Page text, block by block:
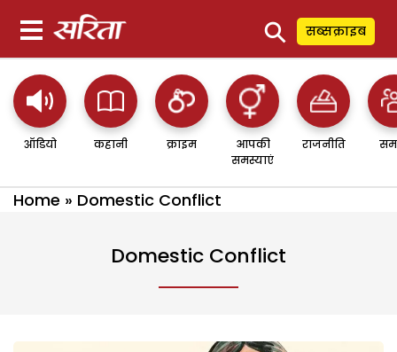
⚲ सब्सक्राइब
ऑडियो कहानी क्राइम
आपकी
समस्याएं
राजनीति
Home » Domestic Conflict
Domestic Conflict